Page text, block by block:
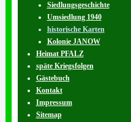
Siedlungsgeschichte
Umsiedlung 1940
historische Karten
Kolonie JANOW
Heimat PFALZ
späte Kriegsfolgen
Gästebuch
Kontakt
Impressum
Sitemap